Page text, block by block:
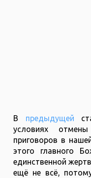
В предыдущей
условиях
приговоров в
этого главного
единственной
ещё не всё,